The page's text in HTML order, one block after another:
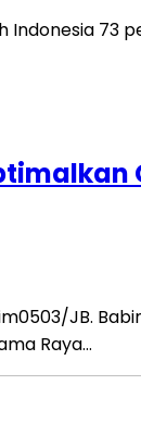
Indonesia
JB.
Raya…